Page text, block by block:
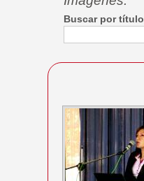
Buscar por título